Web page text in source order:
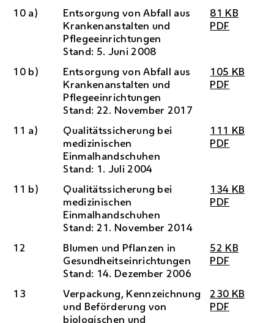
10 a)
Entsorgung von Abfall aus
Krankenanstalten und
Pflegeeinrichtungen
Stand: 5. Juni 2008
81 KB
PDF
10 b)
Entsorgung von Abfall aus
Krankenanstalten und
Pflegeeinrichtungen
Stand: 22. November 2017
105 KB
PDF
11 a)
Qualitätssicherung bei
medizinischen
Einmalhandschuhen
Stand: 1. Juli 2004
111 KB
PDF
11 b)
Qualitätssicherung bei
medizinischen
Einmalhandschuhen
Stand: 21. November 2014
134 KB
PDF
12
Blumen und Pflanzen in
Gesundheitseinrichtungen
Stand: 14. Dezember 2006
52 KB
PDF
13
Verpackung, Kennzeichnung
und Beförderung von
biologischen und
230 KB
PDF